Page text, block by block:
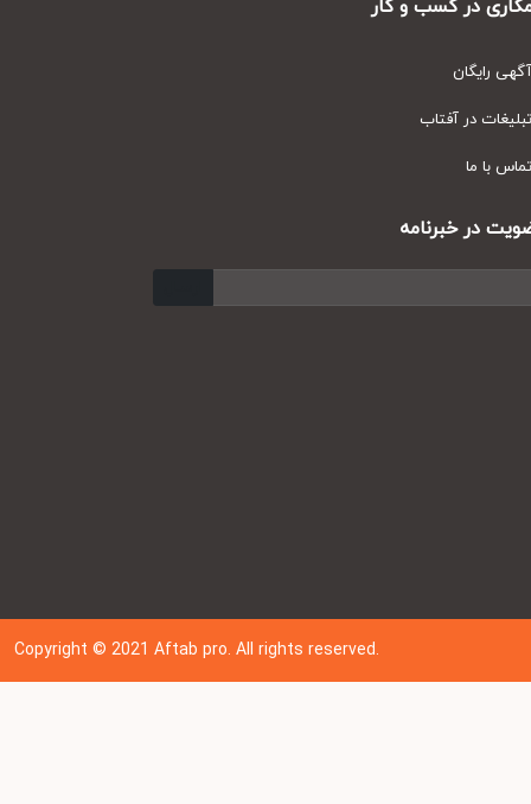
در کسب و کار
رایگان
در آفتاب
با ما
در خبرنامه
Copyright © 202 1Aftab pro. All rights reserved.